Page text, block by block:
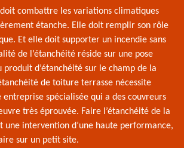
combattre les variations climatiques
étanche. Elle doit remplir son rôle
Et elle doit supporter un incendie sans
de l’étanchéité réside sur une pose
produit d’étanchéité sur le champ de la
de toiture terrasse nécessite
entreprise spécialisée qui a des couvreurs
très éprouvée. Faire l’étanchéité de la
une intervention d’une haute performance,
sur un petit site.